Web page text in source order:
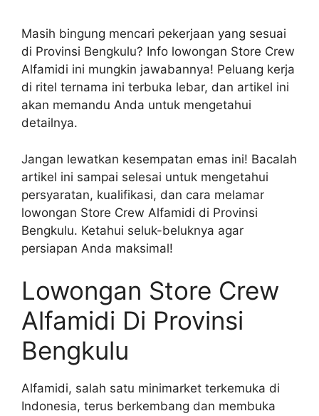
Masih bingung mencari pekerjaan yang sesuai
di Provinsi Bengkulu? Info lowongan Store Crew
Alfamidi ini mungkin jawabannya! Peluang kerja
di ritel ternama ini terbuka lebar, dan artikel ini
akan memandu Anda untuk mengetahui
detailnya.
Jangan lewatkan kesempatan emas ini! Bacalah
artikel ini sampai selesai untuk mengetahui
persyaratan, kualifikasi, dan cara melamar
lowongan Store Crew Alfamidi di Provinsi
Bengkulu. Ketahui seluk-beluknya agar
persiapan Anda maksimal!
Lowongan Store Crew
Alfamidi Di Provinsi
Bengkulu
Alfamidi, salah satu minimarket terkemuka di
Indonesia, terus berkembang dan membuka